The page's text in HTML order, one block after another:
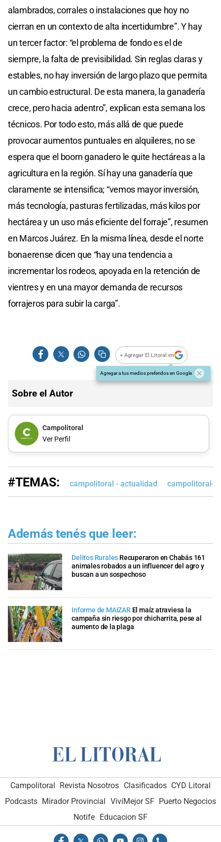
alambrados, corrales o instalaciones que hoy no
cierran en un contexto de alta incertidumbre”. Y hay
un tercer factor: “el problema de fondo es el de
siempre, la falta de previsibilidad. Sin reglas claras y
estables, no hay inversión de largo plazo que permita
un cambio estructural. De esta manera, la ganadería
crece, pero hacia adentro”, explican esta semana los
técnicos. Por todo esto, más allá de que puede
provocar aumentos puntuales en alquileres, no se
espera que el boom ganadero le quite hectáreas a la
agricultura en la región. Sí hay una ganadería que
claramente se intensifica; “vemos mayor inversión,
más tecnología, pasturas fertilizadas, más kilos por
hectárea y un uso más eficiente del forraje”, resumen
en Marcos Juárez. En la misma línea, desde el norte
bonaerense dicen que “hay una tendencia a
incrementar los rodeos, apoyada en la retención de
vientres y en una mayor demanda de recursos
forrajeros para subir la carga”.
+ Agregar El Litoral en
Agregar a tus medios preferidos en Google
Sobre el Autor
Campolitoral
Ver Perfil
#TEMAS: campolitoral - actualidad campolitoral-
Además tenés que leer:
Delitos Rurales Recuperaron en Chabás 161
animales robados a un influencer del agro y
buscan a un sospechoso
Informe de MAIZAR El maíz atraviesa la
campaña sin riesgo por chicharrita, pese al
aumento de la plaga
Campolitoral Revista Nosotros Clasificados CYD Litoral
Podcasts Mirador Provincial VivíMejor SF Puerto Negocios
Notife Educacion SF